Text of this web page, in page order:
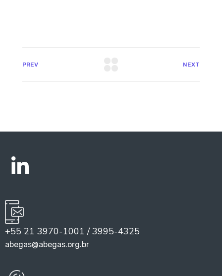
PREV NEXT
+55 21 3970-1001 / 3995-4325
abegas@abegas.org.br